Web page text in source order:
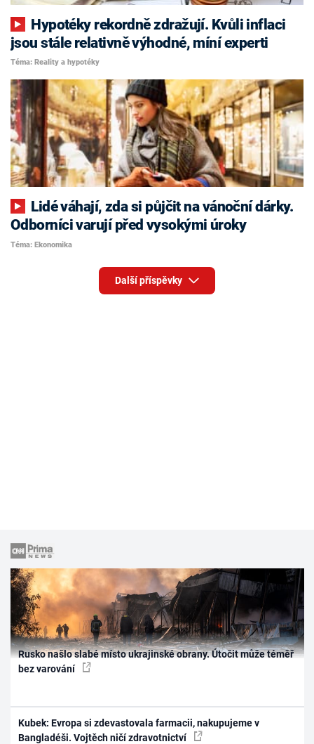
jsou stále relativně výhodné, míní experti
Téma: Reality a hypotéky
Odborníci varují před vysokými úroky
Téma: Ekonomika
Další příspěvky
Rusko našlo slabé místo ukrajinské obrany. Útočit může téměř
bez varování
Kubek: Evropa si zdevastovala farmacii, nakupujeme v
Bangladéši. Vojtěch ničí zdravotnictví